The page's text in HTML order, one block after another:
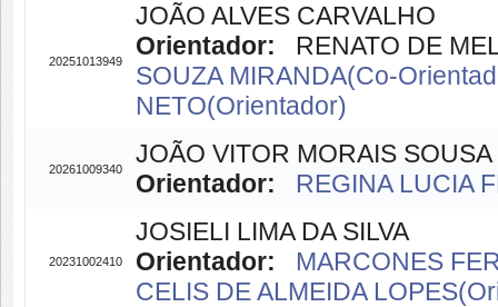
20251013949
JOÃO ALVES CARVALHO
Orientador: RENATO DE
SOUZA MIRANDA(Co-
NETO(Orientador)
20261009340
JOÃO VITOR MORAIS SOUSA
Orientador:
REGINA LUCIA
20231002410
JOSIELI LIMA DA SILVA
Orientador:
MARCONES
CELIS DE ALMEIDA